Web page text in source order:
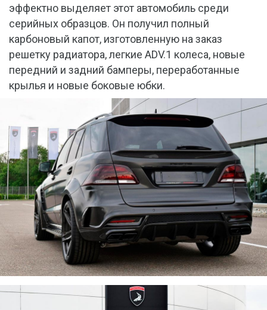
эффектно выделяет этот автомобиль среди
серийных образцов. Он получил полный
карбоновый капот, изготовленную на заказ
решетку радиатора, легкие ADV.1 колеса, новые
передний и задний бамперы, переработанные
крылья и новые боковые юбки.